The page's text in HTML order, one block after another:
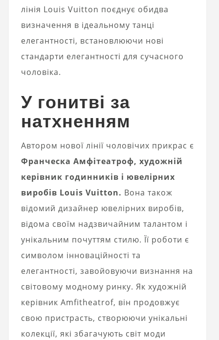
лінія Louis Vuitton поєднує обидва
визначення в ідеальному танці
елегантності, встановлюючи нові
стандарти елегантності для сучасного
чоловіка.
У гонитві за
натхненням
Автором нової лінії чоловічих прикрас є
Франческа Амфітеатроф, художній
керівник годинників і ювелірних
виробів Louis Vuitton. Вона також
відомий дизайнер ювелірних виробів,
відома своїм надзвичайним талантом і
унікальним почуттям стилю. Її роботи є
символом інноваційності та
елегантності, завойовуючи визнання на
світовому модному ринку. Як художній
керівник Amfitheatrof, він продовжує
свою пристрасть, створюючи унікальні
колекції, які збагачують світ моди